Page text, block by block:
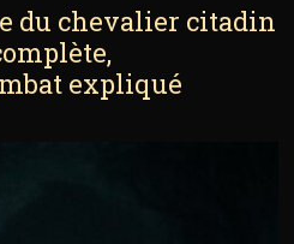
du chevalier citadin
expliqué